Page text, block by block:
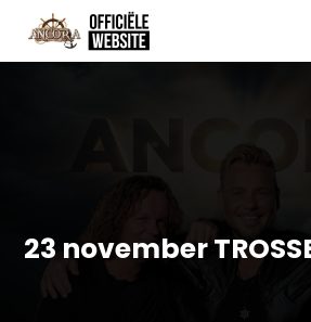
23 november